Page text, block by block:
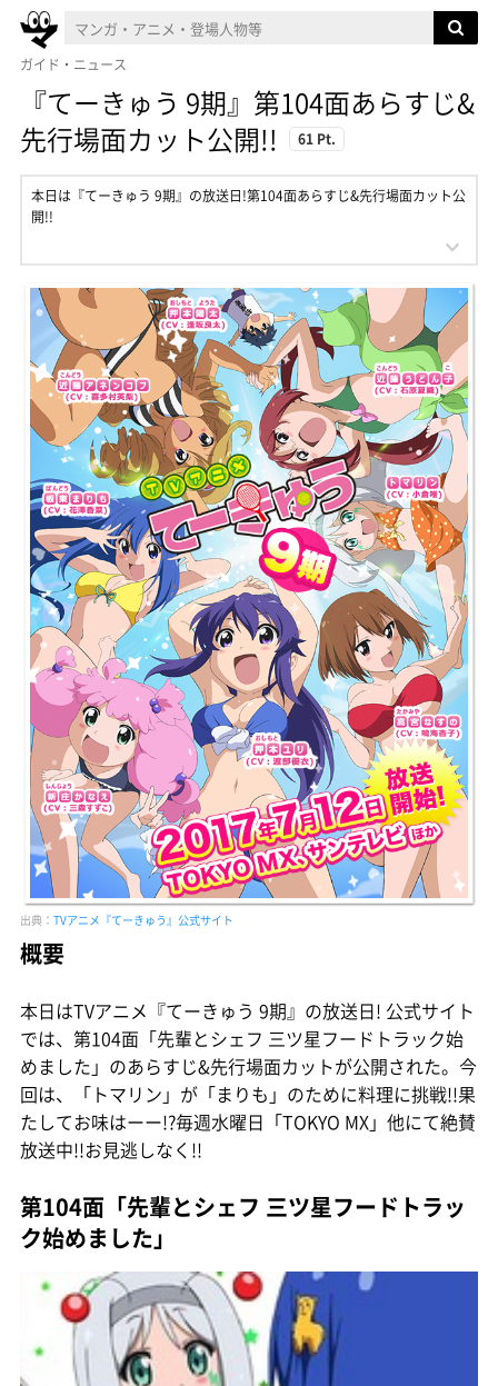
ガイド・ニュース
『てーきゅう 9期』第104面あらすじ&
先行場面カット公開!!
61 Pt.
本日は『てーきゅう 9期』の放送日!第104面あらすじ&先行場面カット公
開!!
出典： TVアニメ『てーきゅう』公式サイト
概要
本日はTVアニメ『てーきゅう 9期』の放送日! 公式サイト
では、第104面「先輩とシェフ 三ツ星フードトラック始
めました」のあらすじ&先行場面カットが公開された。今
回は、「トマリン」が「まりも」のために料理に挑戦!!果
たしてお味はーー!?毎週水曜日「TOKYO MX」他にて絶賛
放送中!!お見逃しなく!!
第104面「先輩とシェフ 三ツ星フードトラッ
ク始めました」